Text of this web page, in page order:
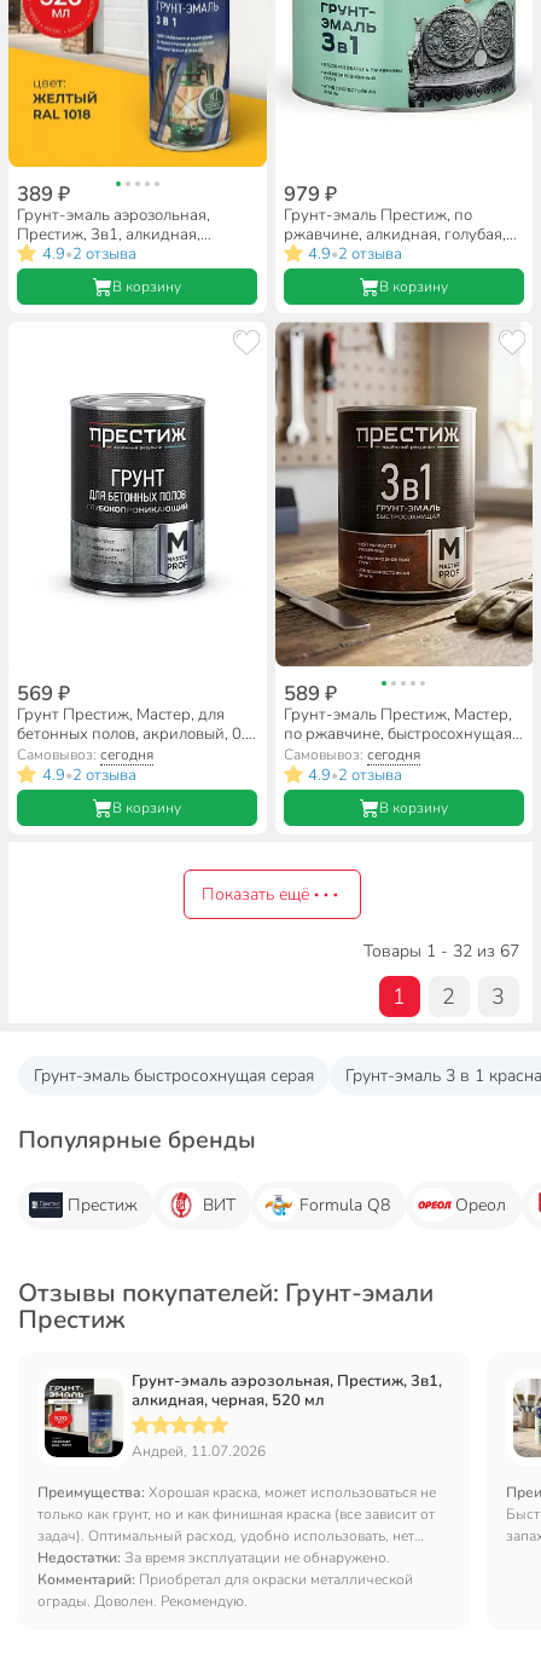
389 ₽
Грунт-эмаль аэрозольная,
Престиж, 3в1, алкидная,
желтая, RAL 1018, 520 мл,
0.425 кг
4.9•2 отзыва
В корзину
979 ₽
Грунт-эмаль Престиж, по
ржавчине, алкидная, голубая,
1.9 кг
4.9•2 отзыва
В корзину
569 ₽
Грунт Престиж, Мастер, для
бетонных полов, акриловый, 0.8
кг
Самовывоз:сегодня
4.9•2 отзыва
В корзину
589 ₽
Грунт-эмаль Престиж, Мастер,
по ржавчине, быстросохнущая,
смоляная, шоколадная, 0.9 кг
Самовывоз: сегодня
4.9•2 отзыва
В корзину
Показать ещё
Товары 1 - 32 из 67
1 2 3
Грунт-эмаль быстросохнущая серая Грунт-эмаль 3 в 1
Популярные бренды
Престиж ВИТ Formula Q8 Ореол
Отзывы покупателей: Грунт-эмали
Престиж
Грунт-эмаль аэрозольная, Престиж, 3в1,
алкидная, черная, 520 мл
Андрей, 11.07.2026
Преимущества: Хорошая краска, может использоваться не
только как грунт, но и как финишная краска (все зависит от
задач). Оптимальный расход, удобно использовать, нет
необходимости в дополнительном инвентаре.
Недостатки: За время эксплуатации не обнаружено.
Комментарий: Приобретал для окраски металлической
ограды. Доволен. Рекомендую.